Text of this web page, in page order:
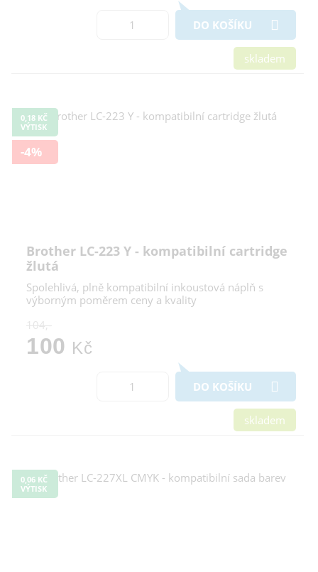
DO KOŠÍKU
skladem
0,18 KČ
VÝTISK
-4%
Brother LC-223 Y - kompatibilní cartridge
žlutá
Spolehlivá, plně kompatibilní inkoustová náplň s
výborným poměrem ceny a kvality
104,-
100 Kč
DO KOŠÍKU
skladem
0,06 KČ
VÝTISK